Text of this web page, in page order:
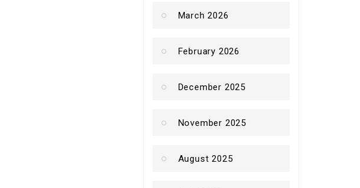
March 2026
February 2026
December 2025
November 2025
August 2025